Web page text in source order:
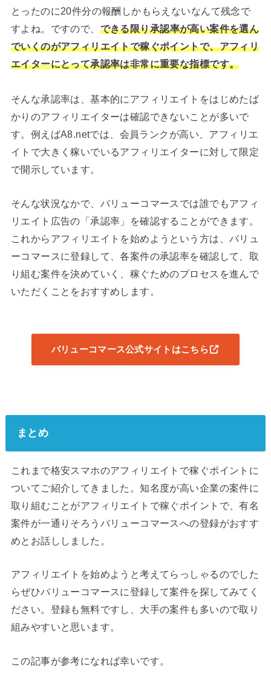
とったのに20件分の報酬しかもらえないなんて残念で
すよね。ですので、 できる限り承認率が高い案件を選ん
でいくのがアフィリエイトで稼ぐポイントで、アフィリ
エイターにとって承認率は非常に重要な指標です。
そんな承認率は、基本的にアフィリエイトをはじめたば
かりのアフィリエイターは確認できないことが多いで
す。例えばA8.netでは、会員ランクが高い、アフィリエ
イトで大きく稼いでいるアフィリエイターに対して限定
で開示しています。
そんな状況なかで、バリューコマースでは誰でもアフィ
リエイト広告の「承認率」を確認することができます。
これからアフィリエイトを始めようという方は、バリュ
ーコマースに登録して、各案件の承認率を確認して、取
り組む案件を決めていく、稼ぐためのプロセスを進んで
いただくことをおすすめします。
バリューコマース公式サイトはこちら
まとめ
これまで格安スマホのアフィリエイトで稼ぐポイントに
ついてご紹介してきました。知名度が高い企業の案件に
取り組むことがアフィリエイトで稼ぐポイントで、有名
案件が一通りそろうバリューコマースへの登録がおすす
めとお話ししました。
アフィリエイトを始めようと考えてらっしゃるのでした
らぜひバリューコマースに登録して案件を探してみてく
ださい。登録も無料ですし、大手の案件も多いので取り
組みやすいと思います。
この記事が参考になれば幸いです。